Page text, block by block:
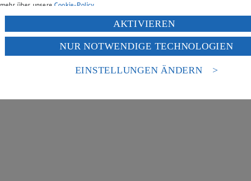
mehr über unsereCookie-Policy.
Verarbeitung deiner personenbezogenen Daten in den USA durch Facebook und
Wenn du auf „Aktivieren“ klickst, willigst du im Sinne des Art. 49 Abs. 1 Satz 1 lit.
ein, dass deine Daten in den USA verarbeitet werden. Der EuGH sieht die USA als
einem nach europäischen Standards nicht angemessenen Datenschutzniveau an. Es
Risiko eines Zugriffs durch US-amerikanische Behörden.
AKTIVIEREN
NUR NOTWENDIGE TECHNOLOGIEN
EINSTELLUNGEN ÄNDERN